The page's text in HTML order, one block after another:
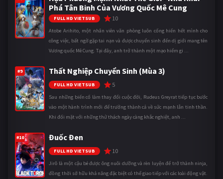
Phá Tân Binh Của Vương Quốc Mê Cung
FULL HD VIETSUB 10
Atobe Arihito, một nhân viên văn phòng luôn cống hiến hết mình cho
công việc, bất ngờ gặp tai nạn và được chuyển sinh đến dị giới mang tên
Vương quốc Mê Cung. Tại đây, anh trở thành một mạo hiểm gi ...
#9 Thất Nghiệp Chuyển Sinh (Mùa 3)
FULL HD VIETSUB 5
Sau những biến cố làm thay đổi cuộc đời, Rudeus Greyrat tiếp tục bước
vào một hành trình mới để trưởng thành cả về sức mạnh lẫn tinh thần.
Khi đối mặt với những thử thách ngày càng khắc nghiệt, anh ...
#10 Đuốc Đen
FULL HD VIETSUB 10
Jirô là một cậu bé được ông nuôi dưỡng và rèn luyện để trở thành ninja,
đồng thời sở hữu khả năng đặc biệt có thể giao tiếp với các loài động vật.